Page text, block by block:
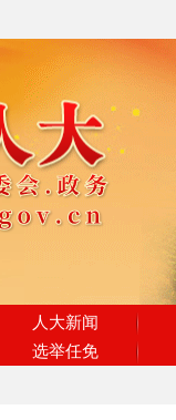
人大新闻
选举任免